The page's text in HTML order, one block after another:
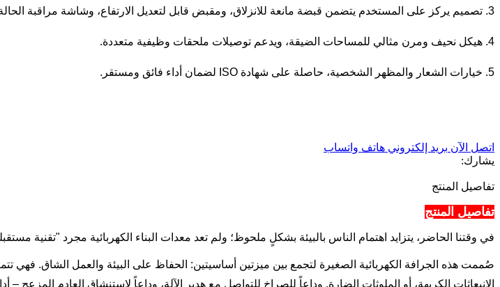
3. تصميم يركز على المستخدم يتضمن قبضة مانعة للانزلاق، ومقبض قابل لتعديل الارتفاع، وشاشة مراقبة الحالة في الوقت الفعلي.
4. هيكل نحيف ومرن مثالي للمساحات الضيقة، ويدعم توصيلات ملحقات وظيفية متعددة.
5. خيارات الشعار والمظهر الشخصية، حاصلة على شهادة ISO لضمان أداء فائق ومستقر.
اتصل الآن بريد إلكتروني هاتف واتساب
يشارك:
تفاصيل المنتج
تفاصيل المنتج
في وقتنا الحاضر، يتزايد اهتمام الناس بالبيئة بشكلٍ ملحوظ؛ ولم تعد معدات البناء الكهربائية مجرد "تقنية
صُممت هذه الجرافة الكهربائية الصغيرة لتجمع بين ميزتين أساسيتين: الحفاظ على البيئة والعمل الشاق. فهي
الانبعاثات الكريهة، أو الملوثات الضارة. وداعاً للصراخ للتواصل مع هدير الآلة، وداعاً لاستنشاق العادم المزعج –